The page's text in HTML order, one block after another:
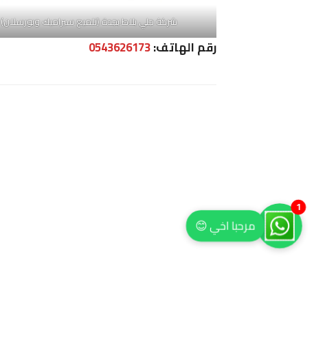
شركة جلي بلاط بجدة (تلميع سيراميك وبورسلان)
رقم الهاتف:0543626173
1
مرحبا اخي 😊